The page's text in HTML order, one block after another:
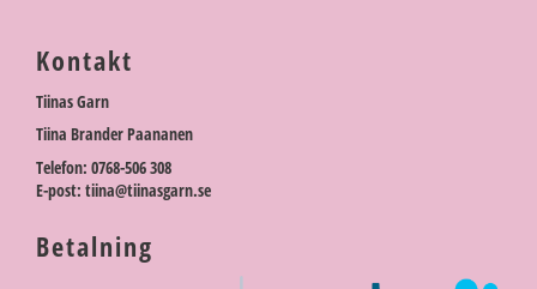
Kontakt
Tiinas Garn
Tiina Brander Paananen
Telefon: 0768-506 308
E-post: tiina@tiinasgarn.se
Betalning